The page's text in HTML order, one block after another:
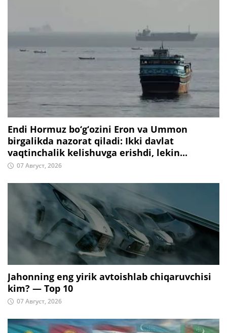
Endi Hormuz bo‘g‘ozini Eron va Ummon
birgalikda nazorat qiladi: Ikki davlat
vaqtinchalik kelishuvga erishdi, lekin...
07 Август, 2026
Jahonning eng yirik avtoishlab chiqaruvchisi
kim? — Top 10
07 Август, 2026